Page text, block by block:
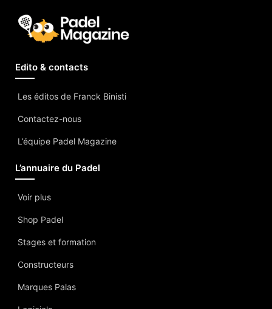
Edito & contacts
Les éditos de Franck Binisti
Contactez-nous
L’équipe Padel Magazine
L’annuaire du Padel
Voir plus
Shop Padel
Stages et formation
Constructeurs
Marques Palas